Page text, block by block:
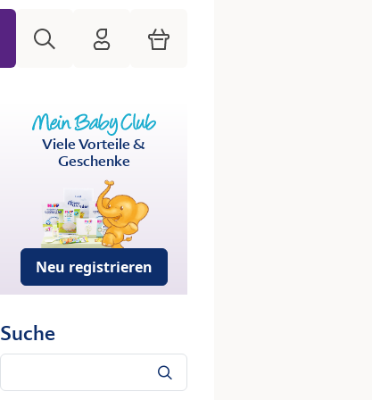
HiPP Mein Babyclub
Warenkorb
Viele Vorteile &
Geschenke
Neu registrieren
Suche